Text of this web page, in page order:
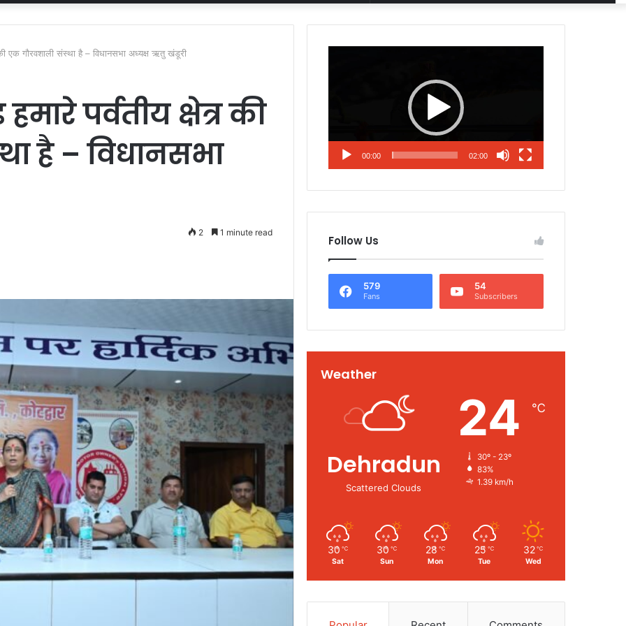
for
Article
एक गौरवशाली संस्था है – विधानसभा अध्यक्ष ऋतु खंडूरी
पर्वतीय क्षेत्र की
है – विधानसभा
2 1 minute read
00:00 02:00
Follow Us
579
Fans
54
Subscribers
Weather
Dehradun
Scattered Clouds
24 ℃
30º - 23º
83%
1.39 km/h
30 ℃
Sat
30 ℃
Sun
28 ℃
Mon
25 ℃
Tue
32 ℃
Wed